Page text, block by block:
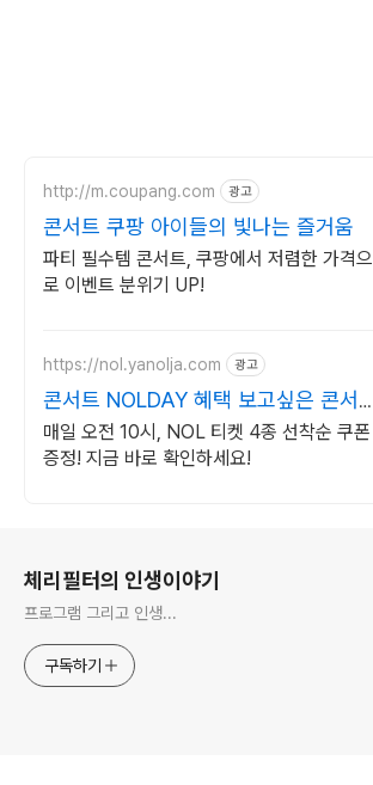
http://m.coupang.com 광고
콘서트 쿠팡 아이들의 빛나는 즐거움
파티 필수템 콘서트, 쿠팡에서 저렴한 가격으
로 이벤트 분위기 UP!
https://nol.yanolja.com 광고
콘서트 NOLDAY 혜택 보고싶은 콘서
트 NOL할인
매일 오전 10시, NOL 티켓 4종 선착순 쿠폰
증정! 지금 바로 확인하세요!
체리필터의 인생이야기
프로그램 그리고 인생...
구독하기